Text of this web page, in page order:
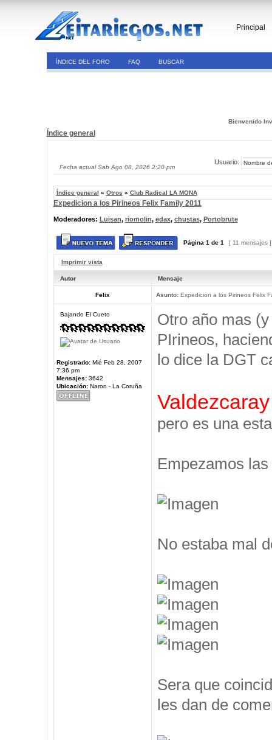
Principal
ÍNDICE DEL FORO FAQ BUSCAR
Bienvenido
Índice general
Fecha actual Sab Ago 08, 2026 2:20 pm
Usuario:
Índice general » Otros » Club Radical LA MONA
Expedicion a los Pirineos Felix Family 2011
Moderadores: Luisan, riomolin, edax, chustas, Portobrute
Página 1 de 1 [ 11 mensajes
Imprimir vista
Autor Mensaje
Felix Asunto:Expedicion a los Pirineos Felix
Bajando El Cueto
Registrado:Mié Feb 28, 2007
7:36 pm
Mensajes:3642
Ubicación:Naron - La Coruña
Otro año mas
PIrineos,
lo dice la DGT
Valdezcaray
pero es una
Empezamos
No estaba mal
Sera que
les dan de